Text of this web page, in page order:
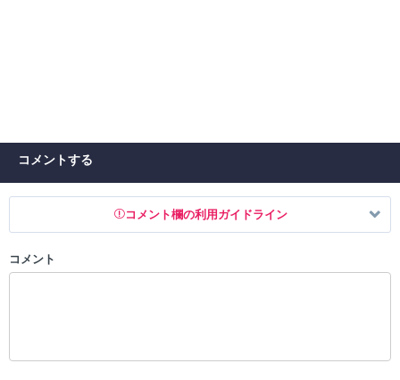
コメントする
コメント欄の利用ガイドライン
以下の書き込みを禁止とし、場合によってはコメント削除や書き込み制
コメント